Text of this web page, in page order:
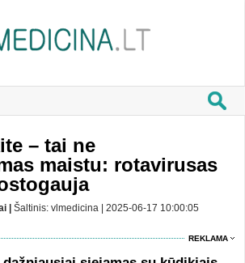
– tai ne
maistu: rotavirusas
| Šaltinis: vlmedicina | 2025-06-17 10:00:05
REKLAMA